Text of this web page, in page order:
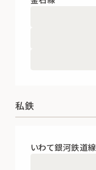
私鉄
いわて銀河鉄道線